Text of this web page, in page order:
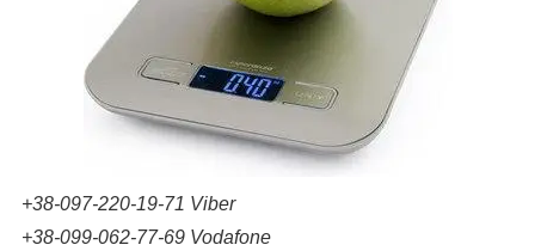
+38-097-220-19-71 Viber
+38-099-062-77-69 Vodafone